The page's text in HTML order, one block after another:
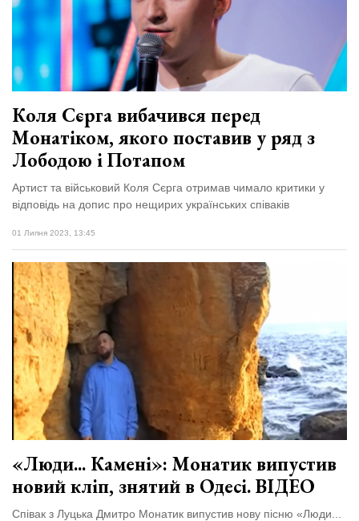
Коля Сєрга вибачився перед
Монатіком, якого поставив у ряд з
Лободою і Потапом
Артист та військовий Коля Сєрга отримав чимало критики у
відповідь на допис про нещирих українських співаків
01 Липня 2023, 13:45
«Люди... Камені»: Монатик випустив
новий кліп, знятий в Одесі. ВІДЕО
Співак з Луцька Дмитро Монатик випустив нову пісню «Люди...